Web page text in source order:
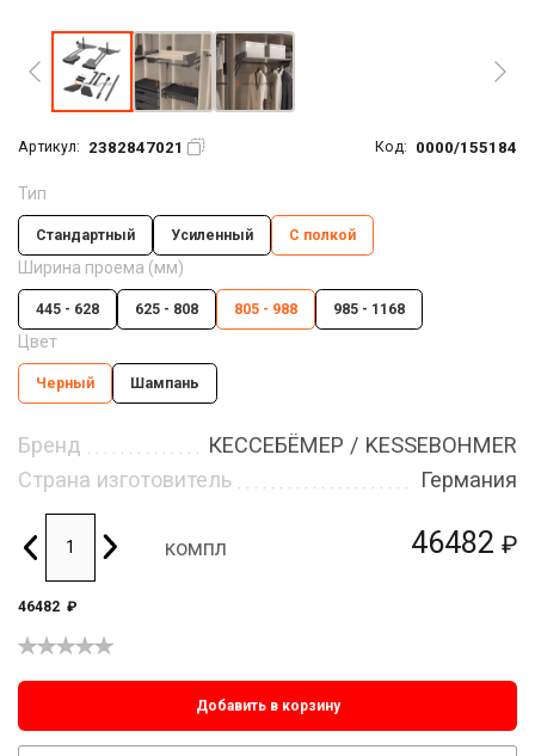
Артикул: 2382847021 Код: 0000/155184
46482 ₽
Тип
Стандартный Усиленный С полкой
Ширина проема (мм)
445 - 628 625 - 808 805 - 988 985 - 1168
Цвет
Черный Шампань
Бренд
КЕССЕБЁМЕР / KESSEBOHMER
Страна изготовитель
Германия
компл
46482 ₽
Добавить в корзину